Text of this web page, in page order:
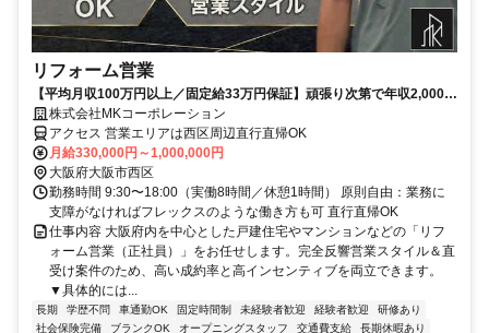
リフォーム営業
【平均月収100万円以上／固定給33万円保証】頑張り次第で年収2,000万
超も夢じゃない！その秘密は成約率70%の仕組み。直行直帰OK＆ノル
マなしで自由な営業スタイルが魅力！週休3日制も導入！
株式会社MKコーポレーション
アクセス 営業エリアは西区周辺直行直帰OK
月給330,000円～1,000,000円
大阪府大阪市西区
勤務時間 9:30〜18:00（実働8時間／休憩1時間） 原則自由：業務に
支障がなければフレックスのような働き方も可 直行直帰OK
仕事内容 大阪府内を中心とした戸建住宅やマンションなどの「リフ
ォーム営業（正社員）」をお任せします。完全反響営業スタイル＆直
受け案件のため、高い成約率と高インセンティブを両立できます。
▼具体的には...
長期 学歴不問 車通勤OK 固定時間制 未経験者歓迎 経験者歓迎
研修あり
社会保険完備
ブランクOK オープニングスタッフ 交通費支給 長期休暇あり